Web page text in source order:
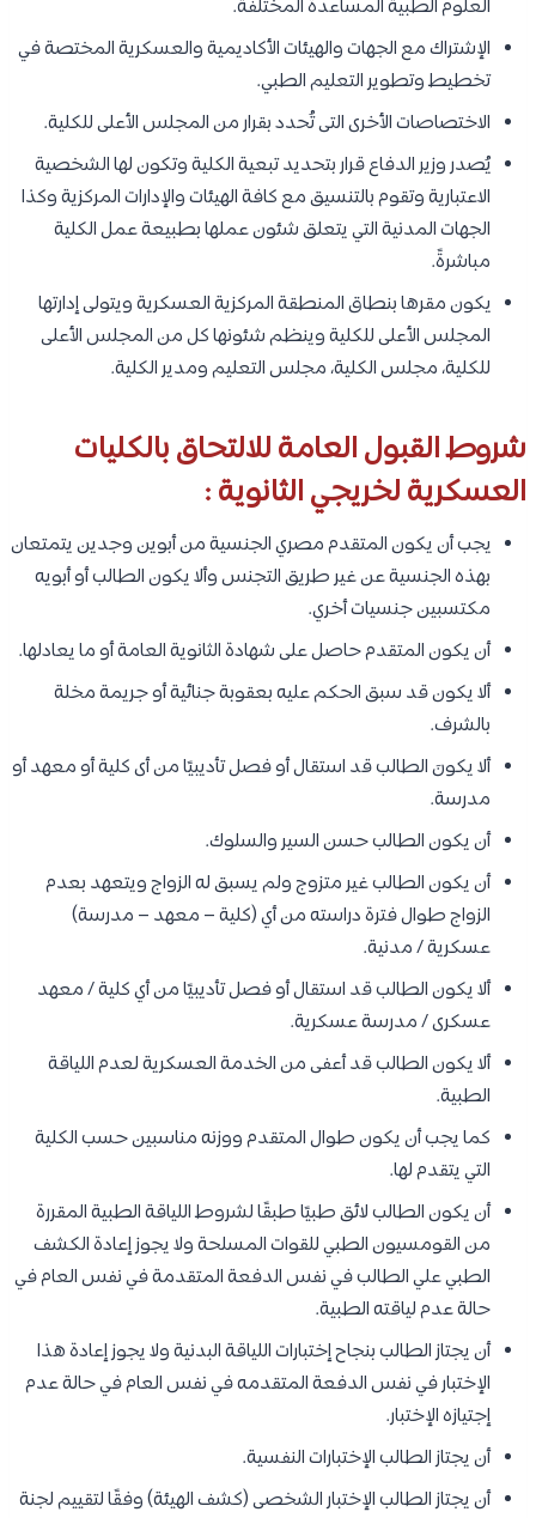
العلوم الطبية المساعدة المختلفة.
الإشتراك مع الجهات والهيئات الأكاديمية والعسكرية المختصة في
تخطيط وتطوير التعليم الطبي.
الاختصاصات الأخرى التى تُحدد بقرار من المجلس الأعلى للكلية.
يُصدر وزير الدفاع قرار بتحديد تبعية الكلية وتكون لها الشخصية
الاعتبارية وتقوم بالتنسيق مع كافة الهيئات والإدارات المركزية وكذا
الجهات المدنية التي يتعلق شئون عملها بطبيعة عمل الكلية
مباشرةً.
يكون مقرها بنطاق المنطقة المركزية العسكرية ويتولى إدارتها
المجلس الأعلى للكلية وينظم شئونها كل من المجلس الأعلى
للكلية، مجلس الكلية، مجلس التعليم ومدير الكلية.
شروط القبول العامة للالتحاق بالكليات
العسكرية لخريجي الثانوية :
يجب أن يكون المتقدم مصري الجنسية من أبوين وجدين يتمتعان
بهذه الجنسية عن غير طريق التجنس وألا يكون الطالب أو أبويه
مكتسبين جنسيات أخري.
أن يكون المتقدم حاصل على شهادة الثانوية العامة أو ما يعادلها.
ألا يكون قد سبق الحكم عليه بعقوبة جنائية أو جريمة مخلة
بالشرف.
ألا يكونَ الطالب قد استقال أو فصل تأديبيًا من أى كلية أو معهد أو
مدرسة.
أن يكون الطالب حسن السير والسلوك.
أن يكون الطالب غير متزوج ولم يسبق له الزواج ويتعهد بعدم
الزواج طوال فترة دراسته من أي (كلية – معهد – مدرسة)
عسكرية / مدنية.
ألا يكون الطالب قد استقال أو فصل تأديبيًا من أي كلية / معهد
عسكرى / مدرسة عسكرية.
ألا يكون الطالب قد أعفى من الخدمة العسكرية لعدم اللياقة
الطبية.
كما يجب أن يكون طوال المتقدم ووزنه مناسبين حسب الكلية
التي يتقدم لها.
أن يكون الطالب لائق طبيًا طبقًا لشروط اللياقة الطبية المقررة
من القومسيون الطبي للقوات المسلحة ولا يجوز إعادة الكشف
الطبي علي الطالب في نفس الدفعة المتقدمة في نفس العام في
حالة عدم لياقته الطبية.
أن يجتاز الطالب بنجاح إختبارات اللياقة البدنية ولا يجوز إعادة هذا
الإختبار في نفس الدفعة المتقدمه في نفس العام في حالة عدم
إجتيازه الإختبار.
أن يجتاز الطالب الإختبارات النفسية.
أن يجتاز الطالب الإختبار الشخصى (كشف الهيئة) وفقًا لتقييم لجنة